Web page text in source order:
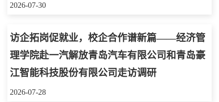
2026-07-30
访企拓岗促就业，校企合作谱新篇——经济管
理学院赴一汽解放青岛汽车有限公司和青岛豪
江智能科技股份有限公司走访调研
2026-07-28